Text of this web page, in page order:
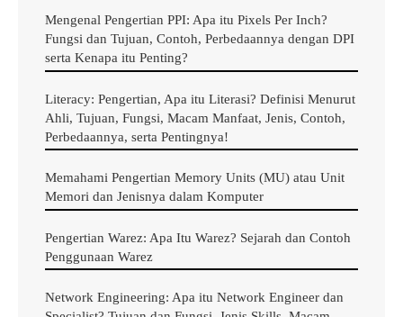
pikiran berdasarkan representasi kompleks dan
prosedur komputasi.
Apa itu Ilmu Kognitif?
Mengenal Pengertian PPI: Apa itu Pixels Per Inch?
Fungsi dan Tujuan, Contoh, Perbedaannya dengan DPI
serta Kenapa itu Penting?
Literacy: Pengertian, Apa itu Literasi? Definisi Menurut
Ahli, Tujuan, Fungsi, Macam Manfaat, Jenis, Contoh,
Perbedaannya, serta Pentingnya!
Memahami Pengertian Memory Units (MU) atau Unit
Memori dan Jenisnya dalam Komputer
Pengertian Warez: Apa Itu Warez? Sejarah dan Contoh
Penggunaan Warez
Network Engineering: Apa itu Network Engineer dan